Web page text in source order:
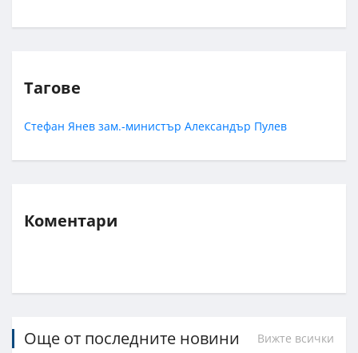
Тагове
Стефан Янев зам.-министър Александър Пулев
Коментари
Още от последните новини Вижте всички